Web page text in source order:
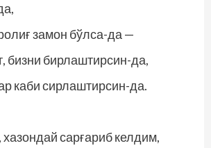
замон бўлса-да —
бизни бирлаштирсин-да,
каби сирлаштирсин-да.
сарғариб келдим,